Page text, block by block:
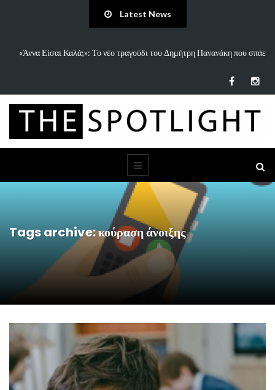
Latest News
που σπάει
5 Ιδέες & Βιβλία για ένα Δημιουργικό Καλοκαίρι Χωρίς
Tags archive: κούραση άνοιξης